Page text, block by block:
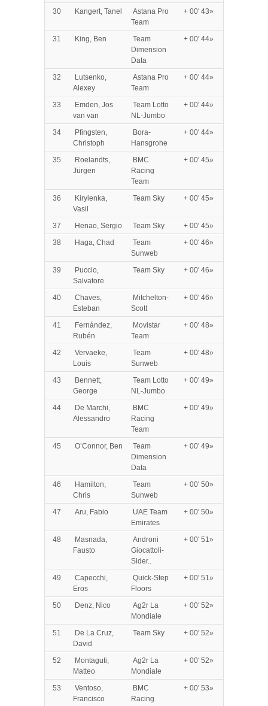
30 Kangert, Tanel
Astana Pro
Team
+ 00′ 43»
31 King, Ben
Team
Dimension
Data
+ 00′ 44»
32
Lutsenko,
Alexey
Astana Pro
Team
+ 00′ 44»
33
Emden, Jos
van van
Team Lotto
NL-Jumbo
+ 00′ 44»
34
Pfingsten,
Christoph
Bora-
Hansgrohe
+ 00′ 44»
35
Roelandts,
Jürgen
BMC
Racing
Team
+ 00′ 45»
36
Kiryienka,
Vasil
Team Sky + 00′ 45»
37 Henao, Sergio Team Sky
+ 00′ 45»
38
Haga, Chad
Team
Sunweb
+ 00′ 46»
39
Puccio,
Salvatore
Team Sky + 00′ 46»
40
Chaves,
Esteban
Mitchelton-
Scott
+ 00′ 46»
41
Fernández,
Rubén
Movistar
Team
+ 00′ 48»
42
Vervaeke,
Louis
Team
Sunweb
+ 00′ 48»
43
Bennett,
George
Team Lotto
NL-Jumbo
+ 00′ 49»
44
De Marchi,
Alessandro
BMC
Racing
Team
+ 00′ 49»
45 O’Connor, Ben
Team
Dimension
Data
+ 00′ 49»
46
Hamilton,
Chris
Team
Sunweb
+ 00′ 50»
47 Aru, Fabio
UAE Team
Emirates
+ 00′ 50»
48
Masnada,
Fausto
Androni
Giocattoli-
Sider..
+ 00′ 51»
49
Capecchi,
Eros
Quick-Step
Floors
+ 00′ 51»
50 Denz, Nico
Ag2r La
Mondiale
+ 00′ 52»
51
De La Cruz,
David
Team Sky + 00′ 52»
52
Montaguti,
Matteo
Ag2r La
Mondiale
+ 00′ 52»
53
Ventoso,
Francisco
BMC
Racing
+ 00′ 53»